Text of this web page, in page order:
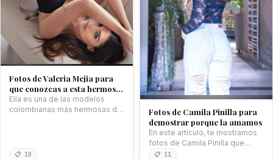
Fotos de Valeria Mejia para
que conozcas a esta hermosa
modelo
Ella es una de las modelos
colombianas más hermosas de
📋 10
Fotos de Camila Pinilla para
demostrar porque la amamos
En este artículo, te mostramos
fotos de Camila Pinilla que
demuestran por qué es…
📋 11